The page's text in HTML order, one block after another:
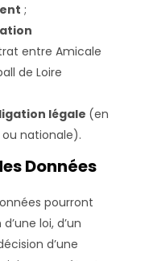
;
entre Amicale
de Loire
légale (en
ou nationale).
Données
pourront
loi, d’un
d’une